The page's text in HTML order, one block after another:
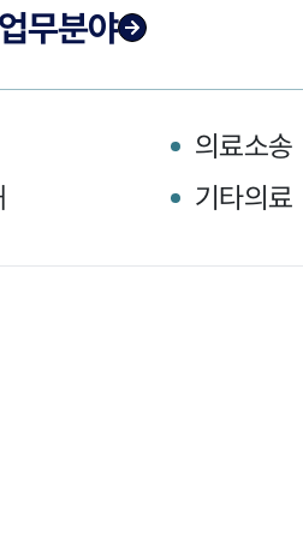
무분야
의료소송
기타의료